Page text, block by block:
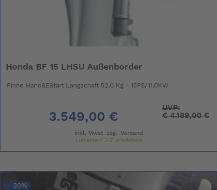
Honda BF 15 LHSU Außenborder
Pinne Hand&EStart Langschaft 52,0 Kg - 15PS/11,0KW
3.549,00 €
UVP:
€4.189,00 €
inkl. Mwst. zzgl. Versand
Lieferzeit 3-7 Werktage
- 20%